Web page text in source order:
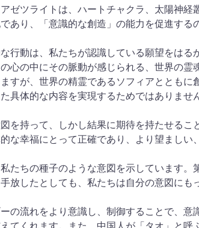
ゼツライトは、ハートチャクラ、太陽神
あり、「意識的な創造」の能力を促進す
行動は、私たちが認識している願望をは
心の中にその脈動が感じられる、世界の
すが、世界の精霊であるソフィアととも
具体的な内容を実現するためではありま
を持って、しかし結果に期待を持たせる
な幸福にとって正確であり、より望ましい
たちの種子のような意図を示しています
放したとしても、私たちは自分の意図に
の流れをより意識し、制御することで、